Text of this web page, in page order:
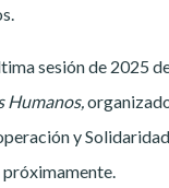
sesión de 2025
Humanos,
y